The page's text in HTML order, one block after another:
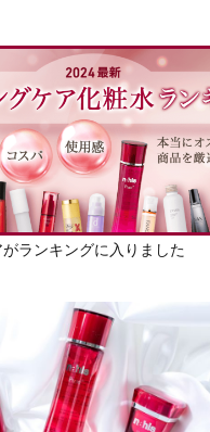
ランキングに入りました